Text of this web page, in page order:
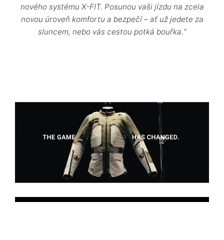
nového systému X-FIT. Posunou vaši jízdu na zcela
novou úroveň komfortu a bezpečí – ať už jedete za
sluncem, nebo vás cestou potká bouřka.“